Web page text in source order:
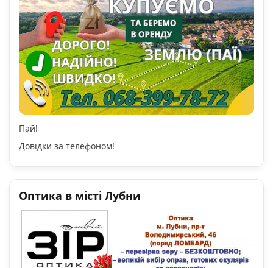
Пай!
Довідки за телефоном!
Оптика в місті Лубни